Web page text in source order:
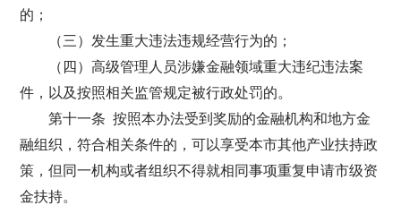
的；
（三）发生重大违法违规经营行为的；
（四）高级管理人员涉嫌金融领域重大违纪违法案
件，以及按照相关监管规定被行政处罚的。
第十一条 按照本办法受到奖励的金融机构和地方金
融组织，符合相关条件的，可以享受本市其他产业扶持政
策，但同一机构或者组织不得就相同事项重复申请市级资
金扶持。